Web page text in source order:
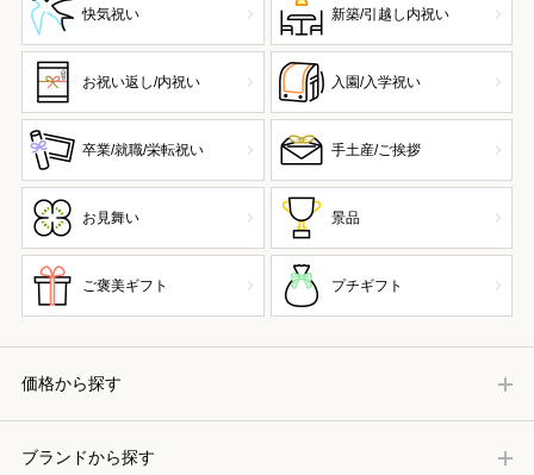
快気祝い 新築/引越し内祝い
お祝い返し/内祝い 入園/入学祝い
卒業/就職/栄転祝い 手土産/ご挨拶
お見舞い 景品
ご褒美ギフト プチギフト
価格から探す
ブランドから探す